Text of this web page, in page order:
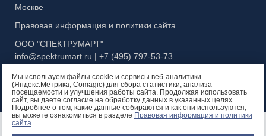
Мы используем файлы cookie и сервисы веб-аналитики
(Яндекс.Метрика, Comagic) для сбора статистики, анализа
посещаемости и улучшения работы сайта. Продолжая использовать
сайт, вы даете согласие на обработку данных в указанных целях.
Подробнее о том, какие данные собираются и как они используются,
вы можете ознакомиться в разделе Правовая информация и политики
сайта
Остались вопросы?
Москве
Правовая информация и политики сайта
ООО "СПЕКТРУМАРТ"
info@spektrumart.ru | +7 (495) 797-53-73